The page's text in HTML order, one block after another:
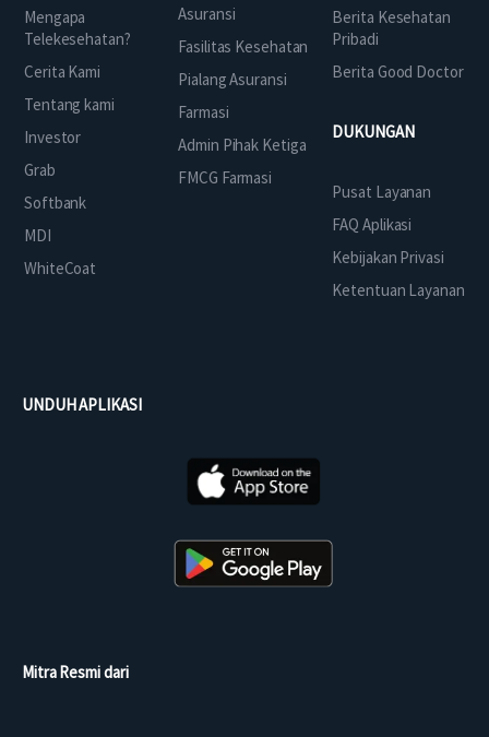
Mengapa
Telekesehatan?
Cerita Kami
Tentang kami
Investor
Grab
Softbank
MDI
WhiteCoat
Asuransi
Fasilitas Kesehatan
Pialang Asuransi
Farmasi
Admin Pihak Ketiga
FMCG Farmasi
Berita Kesehatan
Pribadi
Berita Good Doctor
DUKUNGAN
Pusat Layanan
FAQ Aplikasi
Kebijakan Privasi
Ketentuan Layanan
UNDUH APLIKASI
Mitra Resmi dari